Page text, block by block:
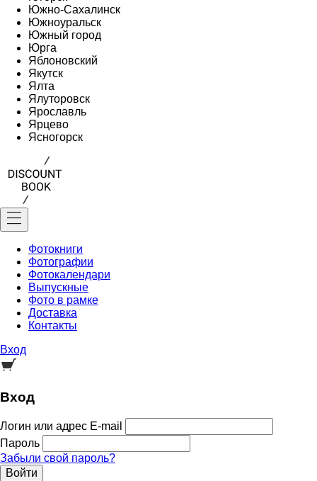
Южно-Сахалинск
Южноуральск
Южный город
Юрга
Яблоновский
Якутск
Ялта
Ялуторовск
Ярославль
Ярцево
Ясногорск
Фотокниги
Фотографии
Фотокалендари
Выпускные
Фото в рамке
Доставка
Контакты
Вход
Вход
Логин или адрес E-mail
Пароль
Забыли свой пароль?
Войти